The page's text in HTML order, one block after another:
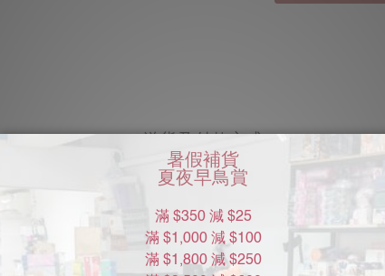
送貨及付款方式
商品描述